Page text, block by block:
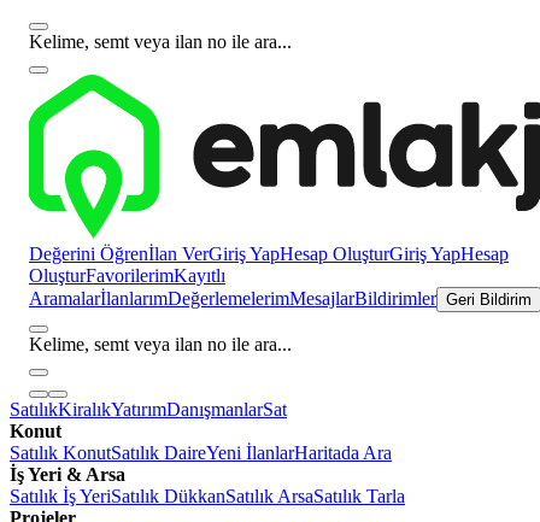
Kelime, semt veya ilan no ile ara...
Değerini Öğrenİlan VerGiriş YapHesap OluşturGiriş YapHesap
OluşturFavorilerimKayıtlı
AramalarİlanlarımDeğerlemelerimMesajlarBildirimler Geri Bildirim
Kelime, semt veya ilan no ile ara...
SatılıkKiralıkYatırımDanışmanlarSat
Konut
Satılık KonutSatılık DaireYeni İlanlarHaritada Ara
İş Yeri & Arsa
Satılık İş YeriSatılık DükkanSatılık ArsaSatılık Tarla
Projeler